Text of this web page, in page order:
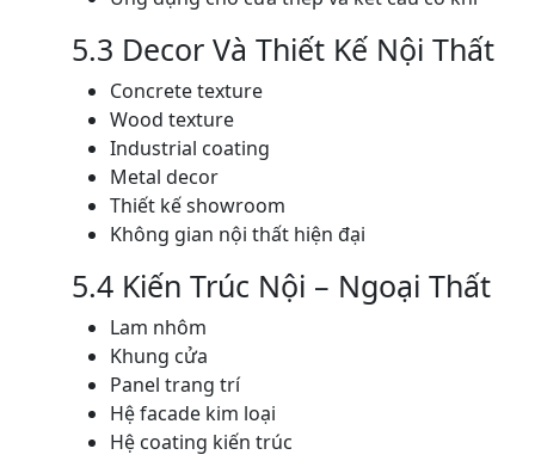
5.3 Decor Và Thiết Kế Nội Thất
Concrete texture
Wood texture
Industrial coating
Metal decor
Thiết kế showroom
Không gian nội thất hiện đại
5.4 Kiến Trúc Nội – Ngoại Thất
Lam nhôm
Khung cửa
Panel trang trí
Hệ facade kim loại
Hệ coating kiến trúc